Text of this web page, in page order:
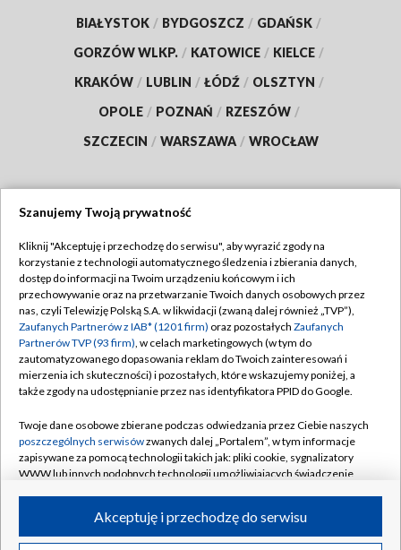
BIAŁYSTOK / BYDGOSZCZ / GDAŃSK /
GORZÓW WLKP. / KATOWICE / KIELCE /
KRAKÓW / LUBLIN / ŁÓDŹ / OLSZTYN /
OPOLE / POZNAŃ / RZESZÓW /
SZCZECIN / WARSZAWA / WROCŁAW
TVP
Abonament TVP
Emisja w TVP
Centrum informacji TVP
Naziemna Telewizja Cyfrowa
Rada Programowa
System NOS
Informacje o nadawcy
Program dla prasy
Regulamin TVP
Polityka prywatności
Moje zgody
Pomoc
Kontakt
Kanały
©2026 Telewizja Polska S.A. w likwidacji
Szanujemy Twoją prywatność
Kliknij "Akceptuję i przechodzę do serwisu", aby wyrazić zgody na
korzystanie z technologii automatycznego śledzenia i zbierania danych,
dostęp do informacji na Twoim urządzeniu końcowym i ich
przechowywanie oraz na przetwarzanie Twoich danych osobowych przez
nas, czyli Telewizję Polską S.A. w likwidacji (zwaną dalej również „TVP”),
Zaufanych Partnerów z IAB* (1201 firm) oraz pozostałych Zaufanych
Partnerów TVP (93 firm), w celach marketingowych (w tym do
zautomatyzowanego dopasowania reklam do Twoich zainteresowań i
mierzenia ich skuteczności) i pozostałych, które wskazujemy poniżej, a
także zgody na udostępnianie przez nas identyfikatora PPID do Google.
Twoje dane osobowe zbierane podczas odwiedzania przez Ciebie naszych
poszczególnych serwisówzwanych dalej „Portalem”, w tym informacje
zapisywane za pomocą technologii takich jak: pliki cookie, sygnalizatory
WWW lub innych podobnych technologii umożliwiających świadczenie
ruchu w Internecie.Akceptuję i przechodzę do serwisu